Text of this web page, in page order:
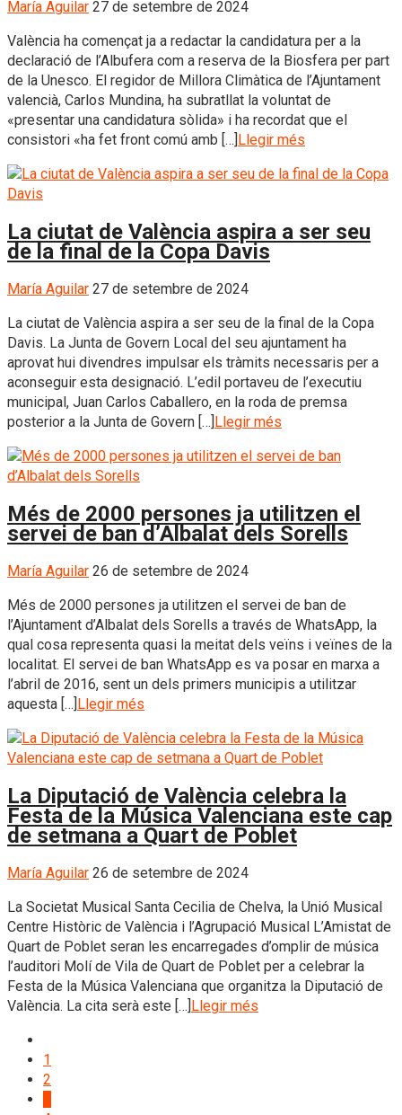
María Aguilar 27 de setembre de 2024
València ha començat ja a redactar la candidatura per a la
declaració de l’Albufera com a reserva de la Biosfera per part
de la Unesco. El regidor de Millora Climàtica de l’Ajuntament
valencià, Carlos Mundina, ha subratllat la voluntat de
«presentar una candidatura sòlida» i ha recordat que el
consistori «ha fet front comú amb […] Llegir més
La ciutat de València aspira a ser seu
de la final de la Copa Davis
María Aguilar 27 de setembre de 2024
La ciutat de València aspira a ser seu de la final de la Copa
Davis. La Junta de Govern Local del seu ajuntament ha
aprovat hui divendres impulsar els tràmits necessaris per a
aconseguir esta designació. L’edil portaveu de l’executiu
municipal, Juan Carlos Caballero, en la roda de premsa
posterior a la Junta de Govern […]Llegir més
Més de 2000 persones ja utilitzen el
servei de ban d’Albalat dels Sorells
María Aguilar 26 de setembre de 2024
Més de 2000 persones ja utilitzen el servei de ban de
l’Ajuntament d’Albalat dels Sorells a través de WhatsApp, la
qual cosa representa quasi la meitat dels veïns i veïnes de la
localitat. El servei de ban WhatsApp es va posar en marxa a
l’abril de 2016, sent un dels primers municipis a utilitzar
aquesta […]Llegir més
La Diputació de València celebra la
Festa de la Música Valenciana este cap
de setmana a Quart de Poblet
María Aguilar 26 de setembre de 2024
La Societat Musical Santa Cecilia de Chelva, la Unió Musical
Centre Històric de València i l’Agrupació Musical L’Amistat de
Quart de Poblet seran les encarregades d’omplir de música
l’auditori Molí de Vila de Quart de Poblet per a celebrar la
Festa de la Música Valenciana que organitza la Diputació de
València. La cita serà este […]Llegir més
1
2